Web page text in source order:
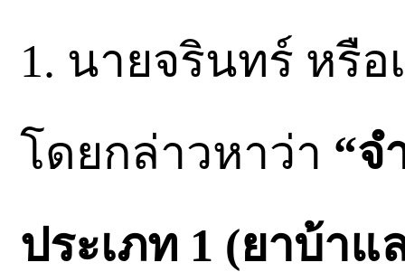
1. นายจรินทร์ หรือ
โดยกล่าวหาว่า “จ
ประเภท 1 (ยาบ้าแ